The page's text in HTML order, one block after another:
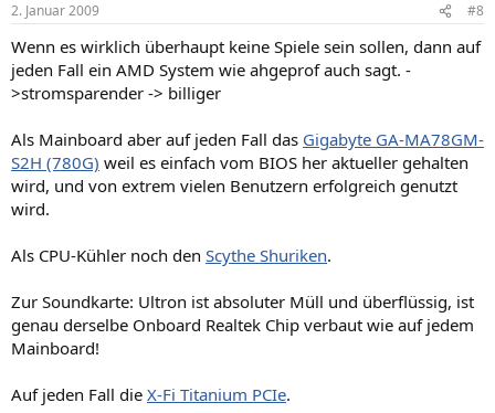
2. Januar 2009 #8
Wenn es wirklich überhaupt keine Spiele sein sollen, dann auf
jeden Fall ein AMD System wie ahgeprof auch sagt. -
>stromsparender -> billiger
Als Mainboard aber auf jeden Fall das Gigabyte GA-MA78GM-
S2H (780G) weil es einfach vom BIOS her aktueller gehalten
wird, und von extrem vielen Benutzern erfolgreich genutzt
wird.
Als CPU-Kühler noch den Scythe Shuriken.
Zur Soundkarte: Ultron ist absoluter Müll und überflüssig, ist
genau derselbe Onboard Realtek Chip verbaut wie auf jedem
Mainboard!
Auf jeden Fall die X-Fi Titanium PCIe.